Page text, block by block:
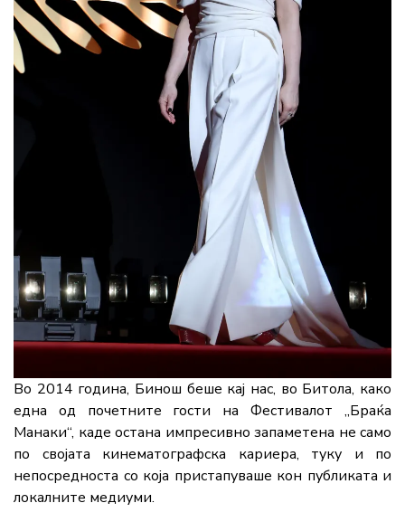
Во 2014 година, Бинош беше кај нас, во Битола, како
една од почетните гости на Фестивалот „Браќа
Манаки“, каде остана импресивно запаметена не само
по својата кинематографска кариера, туку и по
непосредноста со која пристапуваше кон публиката и
локалните медиуми.